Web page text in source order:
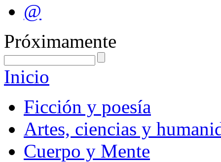
@
Próximamente
Inicio
Ficción y poesía
Artes, ciencias y
Cuerpo y Mente